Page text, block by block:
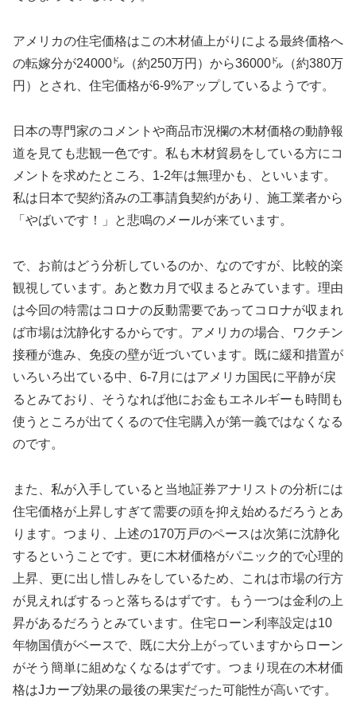
アメリカの住宅価格はこの木材値上がりによる最終価格へ
の転嫁分が24000㌦（約250万円）から36000㌦（約380万
円）とされ、住宅価格が6-9%アップしているようです。
日本の専門家のコメントや商品市況欄の木材価格の動静報
道を見ても悲観一色です。私も木材貿易をしている方にコ
メントを求めたところ、1-2年は無理かも、といいます。
私は日本で契約済みの工事請負契約があり、施工業者から
「やばいです！」と悲鳴のメールが来ています。
で、お前はどう分析しているのか、なのですが、比較的楽
観視しています。あと数カ月で収まるとみています。理由
は今回の特需はコロナの反動需要であってコロナが収まれ
ば市場は沈静化するからです。アメリカの場合、ワクチン
接種が進み、免疫の壁が近づいています。既に緩和措置が
いろいろ出ている中、6-7月にはアメリカ国民に平静が戻
るとみており、そうなれば他にお金もエネルギーも時間も
使うところが出てくるので住宅購入が第一義ではなくなる
のです。
また、私が入手していると当地証券アナリストの分析には
住宅価格が上昇しすぎて需要の頭を抑え始めるだろうとあ
ります。つまり、上述の170万戸のペースは次第に沈静化
するということです。更に木材価格がパニック的で心理的
上昇、更に出し惜しみをしているため、これは市場の行方
が見えればするっと落ちるはずです。もう一つは金利の上
昇があるだろうとみています。住宅ローン利率設定は10
年物国債がベースで、既に大分上がっていますからローン
がそう簡単に組めなくなるはずです。つまり現在の木材価
格はJカーブ効果の最後の果実だった可能性が高いです。